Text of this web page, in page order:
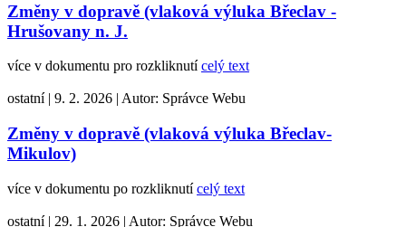
Změny v dopravě (vlaková výluka Břeclav -
Hrušovany n. J.
více v dokumentu pro rozkliknutí celý text
ostatní 9. 2. 2026 Autor: Správce Webu
Změny v dopravě (vlaková výluka Břeclav-
Mikulov)
více v dokumentu po rozkliknutícelý text
ostatní | 29. 1. 2026 | Autor: Správce Webu